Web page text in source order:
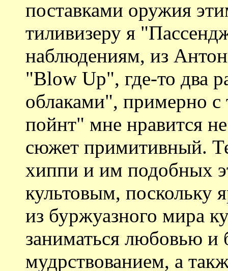
поставками оружия
тиливизеру я
наблюдениям, из
"Blow Up", где-то два
облаками", примерно с
пойнт" мне нравится
сюжет примитивный.
хиппи и им подобных
культовым, поскольку
из буржуазного мира
заниматься любовью и
мудрствованием, а